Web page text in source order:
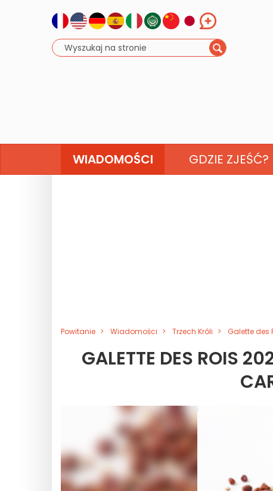
WIADOMOŚCI GDZIE ZJEŚĆ?
Powitanie Wiadomości Trzech Króli Galette des
GALETTE DES ROIS